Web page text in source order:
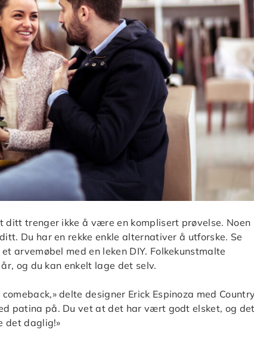
ditt trenger ikke å være en komplisert prøvelse. Noen
Du har en rekke enkle alternativer å utforske. Se
arvemøbel med en leken DIY. Folkekunstmalte
og du kan enkelt lage det selv.
delte designer Erick Espinoza med Country
patina på. Du vet at det har vært godt elsket, og det
det daglig!»